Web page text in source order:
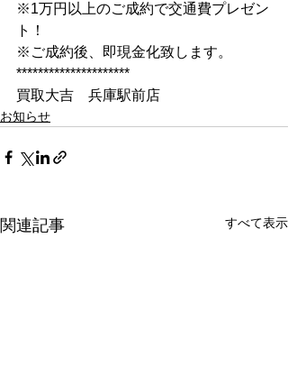
※1万円以上のご成約で交通費プレゼン
ト！
※ご成約後、即現金化致します。
*********************
買取大吉　兵庫駅前店
お知らせ
関連記事 すべて表示